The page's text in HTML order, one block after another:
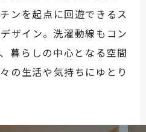
ンを起点に回遊できるス
ザイン。洗濯動線もコン
暮らしの中心となる空間
の生活や気持ちにゆとり